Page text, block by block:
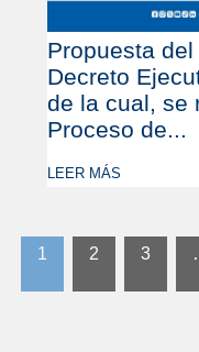
Propuesta del
Decreto
de la cual, se
Proceso de...
LEER MÁS
1 2 3